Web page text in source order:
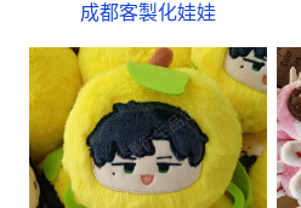
成都客製化娃娃